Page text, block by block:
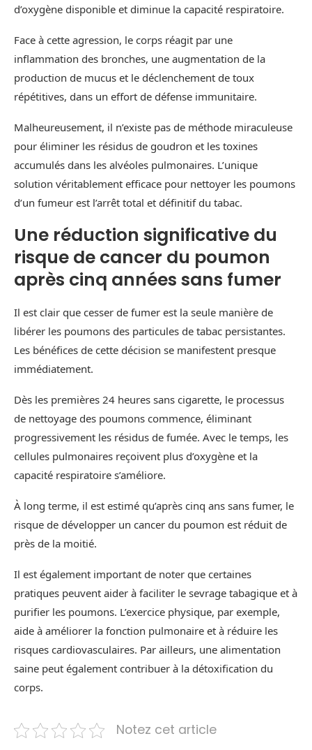
d’oxygène disponible et diminue la capacité respiratoire.
Face à cette agression, le corps réagit par une
inflammation des bronches, une augmentation de la
production de mucus et le déclenchement de toux
répétitives, dans un effort de défense immunitaire.
Malheureusement, il n’existe pas de méthode miraculeuse
pour éliminer les résidus de goudron et les toxines
accumulés dans les alvéoles pulmonaires. L’unique
solution véritablement efficace pour nettoyer les poumons
d’un fumeur est l’arrêt total et définitif du tabac.
Une réduction significative du
risque de cancer du poumon
après cinq années sans fumer
Il est clair que cesser de fumer est la seule manière de
libérer les poumons des particules de tabac persistantes.
Les bénéfices de cette décision se manifestent presque
immédiatement.
Dès les premières 24 heures sans cigarette, le processus
de nettoyage des poumons commence, éliminant
progressivement les résidus de fumée. Avec le temps, les
cellules pulmonaires reçoivent plus d’oxygène et la
capacité respiratoire s’améliore.
À long terme, il est estimé qu’après cinq ans sans fumer, le
risque de développer un cancer du poumon est réduit de
près de la moitié.
Il est également important de noter que certaines
pratiques peuvent aider à faciliter le sevrage tabagique et à
purifier les poumons. L’exercice physique, par exemple,
aide à améliorer la fonction pulmonaire et à réduire les
risques cardiovasculaires. Par ailleurs, une alimentation
saine peut également contribuer à la détoxification du
corps.
Notez cet article